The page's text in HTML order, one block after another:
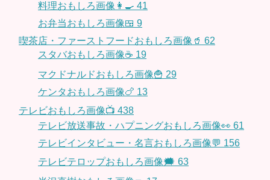
料理おもしろ画像👩‍🍳 41
お弁当おもしろ画像🍱 9
喫茶店・ファーストフードおもしろ画像🥤 62
スタバおもしろ画像☕️ 19
マクドナルドおもしろ画像🍟 29
ケンタおもしろ画像🍗 13
テレビおもしろ画像📺 438
テレビ放送事故・ハプニングおもしろ画像👀 61
テレビインタビュー・名言おもしろ画像💬 156
テレビテロップおもしろ画像🗯 63